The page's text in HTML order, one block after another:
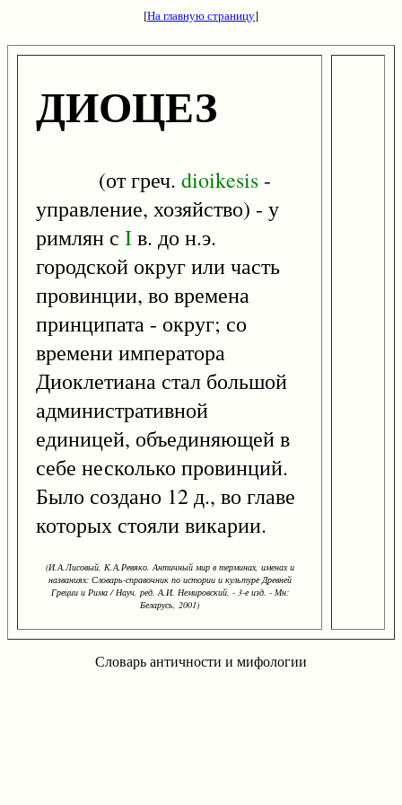
[На главную страницу]
ДИОЦЕЗ
(от греч. dioikesis -
управление, хозяйство) - у
римлян с Iв. до н.э.
городской округ или часть
провинции, во времена
принципата - округ; со
времени императора
Диоклетиана стал большой
административной
единицей, объединяющей в
себе несколько провинций.
Было создано 12 д., во главе
которых стояли викарии.
(И.А.Лисовый, К.А.Ревяко. Античный мир в терминах, именах и
названиях: Словарь-справочник по истории и культуре Древней
Греции и Рима / Науч. ред. А.И. Немировский. - 3-е изд. - Мн:
Беларусь, 2001)
Словарь античности и мифологии